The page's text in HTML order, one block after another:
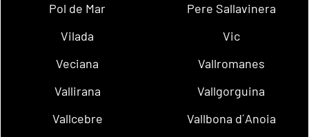
Pol de Mar
Pere Sallavinera
Vilada
Vic
Veciana
Vallromanes
Vallirana
Vallgorguina
Vallcebre
Vallbona d´Anoia